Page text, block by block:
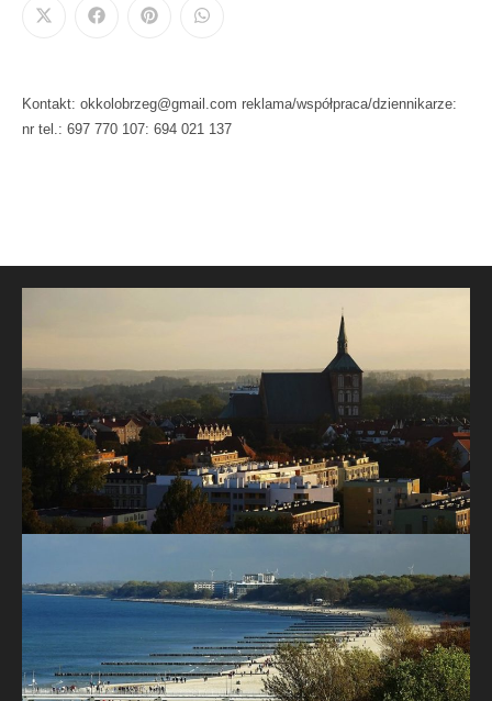
Kontakt: okkolobrzeg@gmail.com reklama/współpraca/dziennikarze:
nr tel.: 697 770 107: 694 021 137